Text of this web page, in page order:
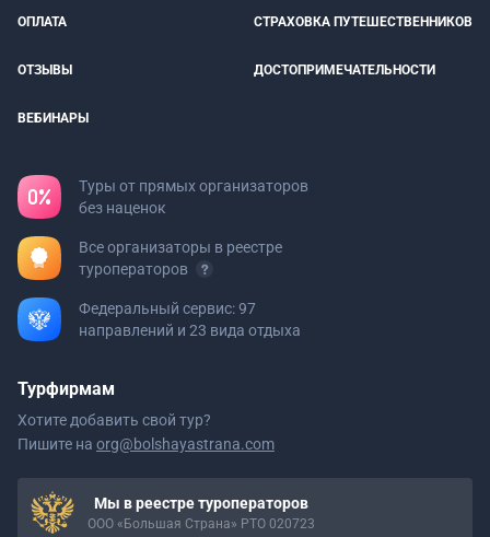
ОПЛАТА СТРАХОВКА ПУТЕШЕСТВЕННИКОВ
ОТЗЫВЫ ДОСТОПРИМЕЧАТЕЛЬНОСТИ
ВЕБИНАРЫ
Туры от прямых организаторов
без наценок
Все организаторы в реестре
туроператоров
Федеральный сервис: 97
направлений и 23 вида отдыха
Турфирмам
Хотите добавить свой тур?
Пишите на org@bolshayastrana.com
Мы в реестре туроператоров
ООО «Большая Страна» РТО 020723